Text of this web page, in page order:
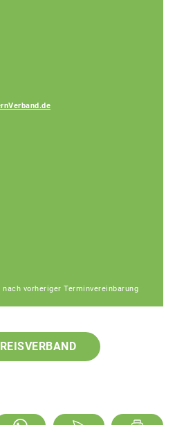
vorheriger Terminvereinbarung